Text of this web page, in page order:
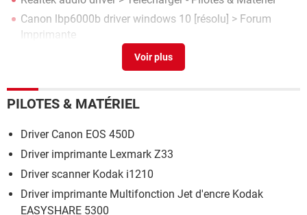
Canon lbp6000b driver windows 10 [résolu] > Forum
Imprimante
Canon mp495 driver windows 11
PILOTES & MATÉRIEL
Driver Canon EOS 450D
Driver imprimante Lexmark Z33
Driver scanner Kodak i1210
Driver imprimante Multifonction Jet d'encre Kodak
EASYSHARE 5300